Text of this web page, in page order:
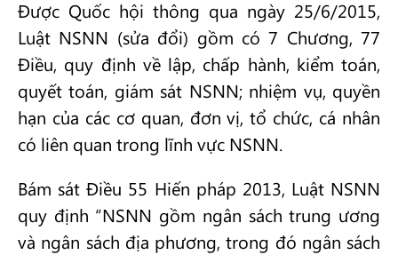
Được Quốc hội thông qua ngày 25/6/2015,
Luật NSNN (sửa đổi) gồm có 7 Chương, 77
Điều, quy định về lập, chấp hành, kiểm toán,
quyết toán, giám sát NSNN; nhiệm vụ, quyền
hạn của các cơ quan, đơn vị, tổ chức, cá nhân
có liên quan trong lĩnh vực NSNN.
Bám sát Điều 55 Hiến pháp 2013, Luật NSNN
quy định “NSNN gồm ngân sách trung ương
và ngân sách địa phương, trong đó ngân sách